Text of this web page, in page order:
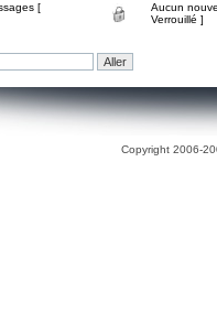
[
Aucun
Verrouillé ]
Copyright 2006-